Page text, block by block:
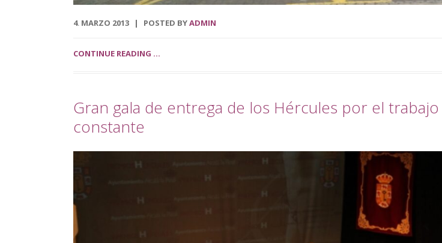
4. MARZO 2013 POSTED BYADMIN
CONTINUE READING ...
Gran gala de entrega de los Hércules por el
constante